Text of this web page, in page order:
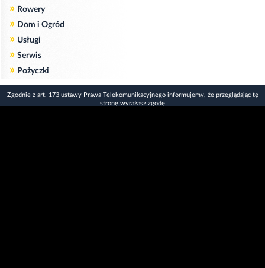
» Rowery
» Dom i Ogród
» Usługi
» Serwis
» Pożyczki
Zgodnie z art. 173 ustawy Prawa Telekomunikacyjnego informujemy, że przeglądając tę
stronę wyrażasz zgodę